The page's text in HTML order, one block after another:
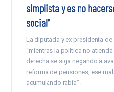
simplista y es no
social”
La diputada y ex presidenta de
“mientras la política no
derecha se siga negando a
reforma de pensiones, ese
acumulando rabia”.